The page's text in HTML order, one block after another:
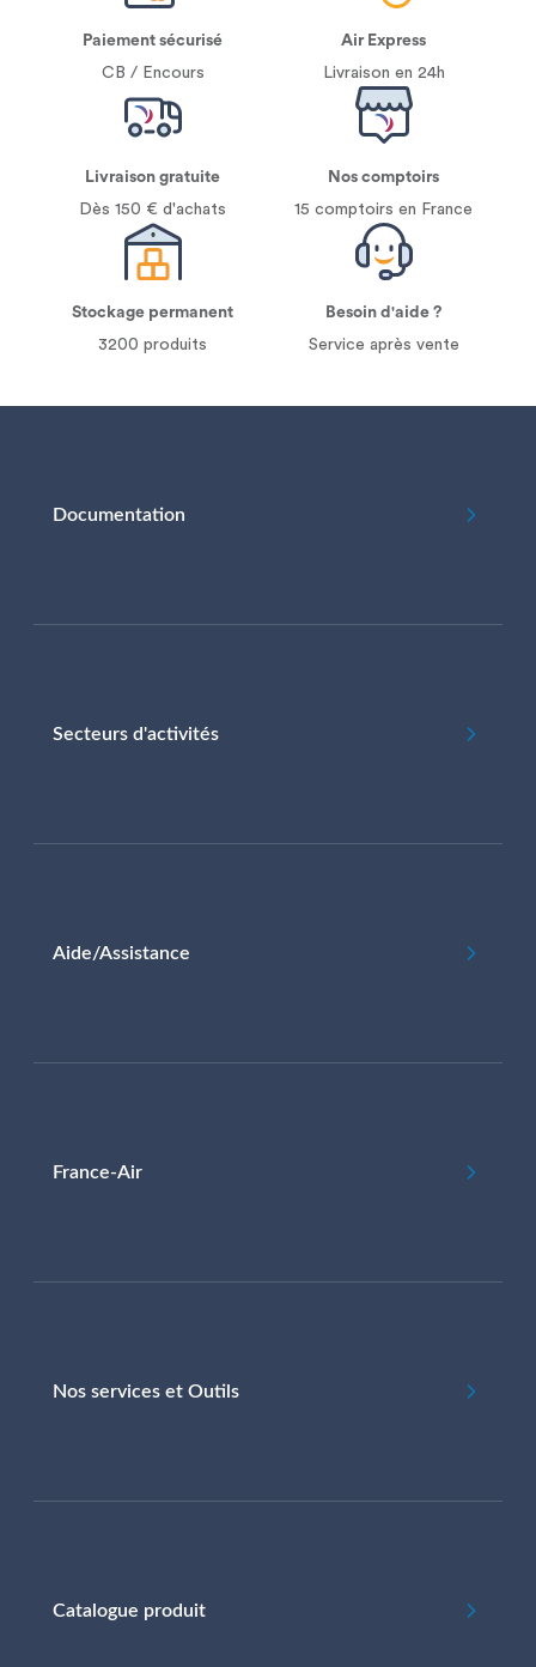
Paiement sécurisé
CB / Encours
Air Express
Livraison en 24h
Livraison gratuite
Dès 150 € d'achats
Nos comptoirs
15 comptoirs en France
Stockage permanent
3200 produits
Besoin d'aide ?
Service après vente
Documentation
Secteurs d'activités
Aide/Assistance
France-Air
Nos services et Outils
Catalogue produit